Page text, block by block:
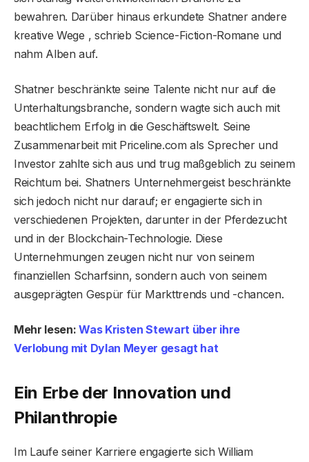
bewahren. Darüber hinaus erkundete Shatner andere
kreative Wege , schrieb Science-Fiction-Romane und
nahm Alben auf.
Shatner beschränkte seine Talente nicht nur auf die
Unterhaltungsbranche, sondern wagte sich auch mit
beachtlichem Erfolg in die Geschäftswelt. Seine
Zusammenarbeit mit Priceline.com als Sprecher und
Investor zahlte sich aus und trug maßgeblich zu seinem
Reichtum bei. Shatners Unternehmergeist beschränkte
sich jedoch nicht nur darauf; er engagierte sich in
verschiedenen Projekten, darunter in der Pferdezucht
und in der Blockchain-Technologie. Diese
Unternehmungen zeugen nicht nur von seinem
finanziellen Scharfsinn, sondern auch von seinem
ausgeprägten Gespür für Markttrends und -chancen.
Mehr lesen:Was Kristen Stewart über ihre
Verlobung mit Dylan Meyer gesagt hat
Ein Erbe der Innovation und
Philanthropie
Im Laufe seiner Karriere engagierte sich William